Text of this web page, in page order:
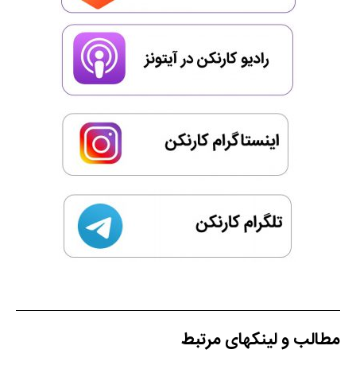
مطالب و لینکهای مرتبط